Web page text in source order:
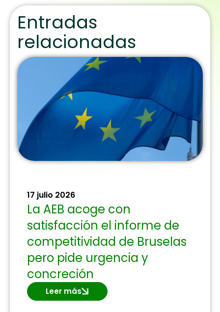
Entradas
relacionadas
17 julio 2026
La AEB acoge con
satisfacción el informe de
competitividad de Bruselas
pero pide urgencia y
concreción
Leer más